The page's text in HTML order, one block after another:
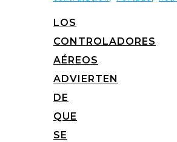
LOS
CONTROLADORES
AÉREOS
ADVIERTEN
DE
QUE
SE